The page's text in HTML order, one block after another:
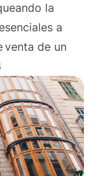
la
a
venta de un